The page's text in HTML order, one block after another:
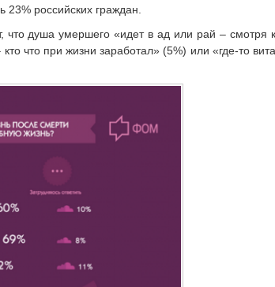
российских граждан.
что душа умершего «идет в ад или рай – смотря
что при жизни заработал» (5%) или «где-то